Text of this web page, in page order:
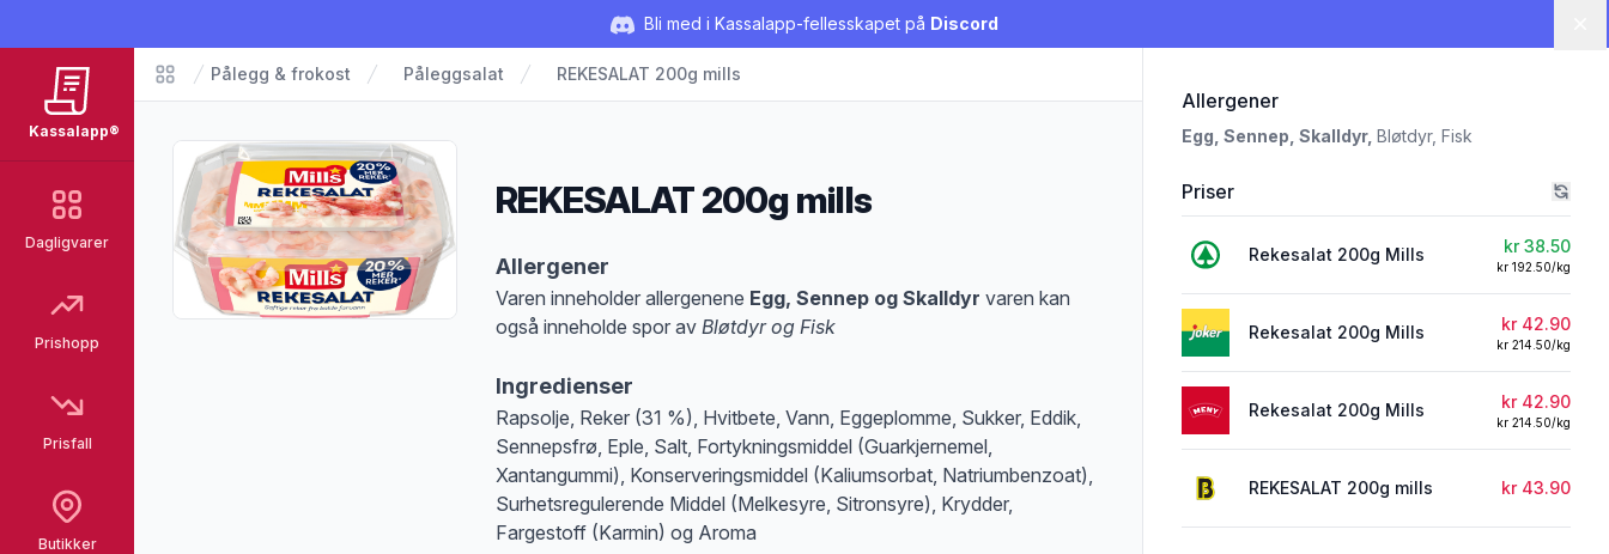
Bli med i Kassalapp-fellesskapet på Discord
Kassalapp®
Dagligvarer
Prishopp
Prisfall
Butikker
Matvarer
Pålegg & frokost Påleggsalat REKESALAT 200g mills
REKESALAT 200g mills
Allergener
Varen inneholder allergenene Egg, Sennep og Skalldyr varen kan
også inneholde spor av Bløtdyr og Fisk
at denne informasjonen er bare til informasjon, sjekk pakkningen og innholdsbeskrivelsen nøye om du har allergier, vi tar forbehold om at det kan være feil i
Ingredienser
Rapsolje, Reker (31 %), Hvitbete, Vann, Eggeplomme, Sukker, Eddik,
Sennepsfrø, Eple, Salt, Fortykningsmiddel (Guarkjernemel,
Xantangummi), Konserveringsmiddel (Kaliumsorbat, Natriumbenzoat),
Surhetsregulerende Middel (Melkesyre, Sitronsyre), Krydder,
Fargestoff (Karmin) og Aroma
Allergeneri 'REKESALAT 200g mills'
Egg, Sennep, Skalldyr, Bløtdyr, Fisk
Priser
Rekesalat 200g Mills kr 38.50
kr 192.50/kg
Rekesalat 200g Mills kr 42.90
kr 214.50/kg
Rekesalat 200g Mills kr 42.90
kr 214.50/kg
REKESALAT 200g mills kr 43.90